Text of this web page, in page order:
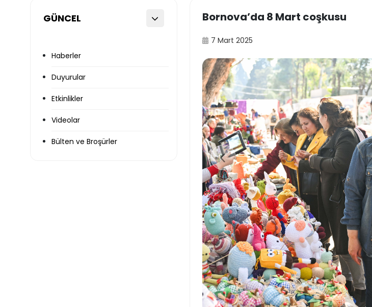
GÜNCEL
Haberler
Duyurular
Etkinlikler
Videolar
Bülten ve Broşürler
Bornova’da 8 Mart coşkusu
7 Mart 2025